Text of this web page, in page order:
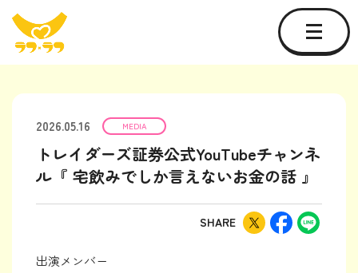
2026.05.16 MEDIA
トレイダーズ証券公式YouTubeチャンネ
ル『 宅飲みでしか言えないお金の話 』
SHARE
出演メンバー